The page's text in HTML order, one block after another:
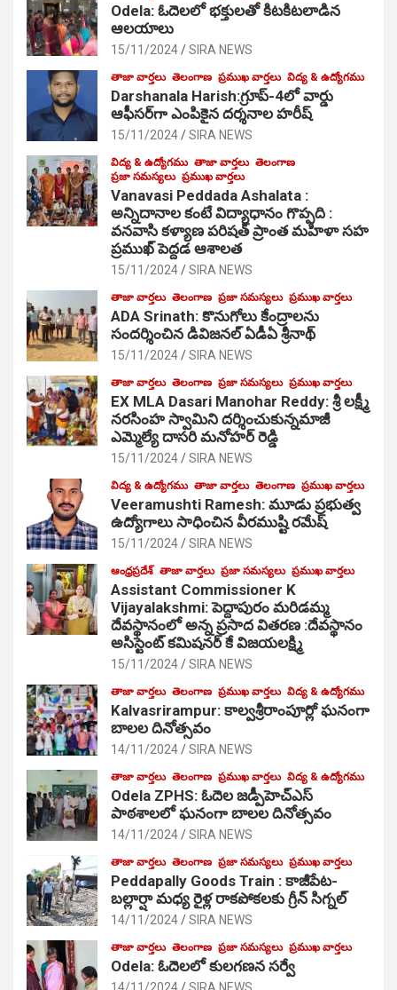
Odela: ఓదెల‌లో భక్తులతో కిటకిటలాడిన
ఆల‌యాలు
15/11/2024 SIRA NEWS
తాజా వార్తలు తెలంగాణ ప్రముఖ వార్తలు విద్య & ఉద్యోగము
Darshanala Harish:గ్రూప్-4లో వార్డు
ఆఫీసర్‌గా ఎంపికైన దర్శనాల హరీష్
15/11/2024 SIRA NEWS
విద్య & ఉద్యోగము తాజా వార్తలు తెలంగాణ
ప్రజా సమస్యలు ప్రముఖ వార్తలు
Vanavasi Peddada Ashalata :
అన్నిదానాల కంటే విద్యాధానం గొప్పది :
వనవాసి కళ్యాణ పరిషత్ ప్రాంత మహిళా సహ
ప్రముఖ్ పెద్దడ ఆశాలత
15/11/2024 SIRA NEWS
తాజా వార్తలు తెలంగాణ ప్రజా సమస్యలు ప్రముఖ వార్తలు
ADA Srinath: కొనుగోలు కేంద్రాల‌ను
సంద‌ర్శించిన డివిజనల్ ఏడీఏ శ్రీనాథ్
15/11/2024 SIRA NEWS
తాజా వార్తలు తెలంగాణ ప్రజా సమస్యలు ప్రముఖ వార్తలు
EX MLA Dasari Manohar Reddy: శ్రీ లక్ష్మీ
నరసింహ స్వామిని దర్శించుకున్నమాజీ
ఎమ్మెల్యే దాసరి మనోహర్ రెడ్డి
15/11/2024 SIRA NEWS
విద్య & ఉద్యోగము తాజా వార్తలు తెలంగాణ ప్రముఖ వార్తలు
Veeramushti Ramesh: మూడు ప్రభుత్వ
ఉద్యోగాలు సాధించిన వీరముష్టి రమేష్
15/11/2024 SIRA NEWS
ఆంధ్రప్రదేశ్ తాజా వార్తలు ప్రజా సమస్యలు ప్రముఖ వార్తలు
Assistant Commissioner K
Vijayalakshmi: పెద్దాపురం మరిడమ్మ
దేవస్థానంలో అన్న ప్రసాద వితరణ :దేవస్థానం
అసిస్టెంట్ కమిషనర్ కే విజయలక్ష్మి
15/11/2024 SIRA NEWS
తాజా వార్తలు తెలంగాణ ప్రముఖ వార్తలు విద్య & ఉద్యోగము
Kalvasrirampur: కాల్వశ్రీరాంపూర్లో ఘనంగా
బాలల దినోత్సవం
14/11/2024 SIRA NEWS
తాజా వార్తలు తెలంగాణ ప్రముఖ వార్తలు విద్య & ఉద్యోగము
Odela ZPHS: ఓదెల జ‌డ్పీహెచ్ఎస్
పాఠ‌శాల‌లో ఘనంగా బాలల దినోత్సవం
14/11/2024 SIRA NEWS
తాజా వార్తలు తెలంగాణ ప్రజా సమస్యలు ప్రముఖ వార్తలు
Peddapally Goods Train : కాజీపేట-
బల్లార్షా మధ్య రైళ్ల రాకపోకలకు గ్రీన్ సిగ్నల్
14/11/2024 SIRA NEWS
తాజా వార్తలు తెలంగాణ ప్రజా సమస్యలు ప్రముఖ వార్తలు
Odela: ఓదెలలో కులగణన సర్వే
14/11/2024 SIRA NEWS